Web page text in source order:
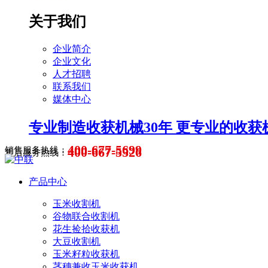
关于我们
企业简介
企业文化
人才招聘
联系我们
媒体中心
专业制造收获机械30年 更专业的收获
销售服务热线： 400-677-5699
售后服务热线： 400-667-5526
产品中心
玉米收割机
谷物联合收割机
花生捡拾收获机
大豆收割机
玉米籽粒收获机